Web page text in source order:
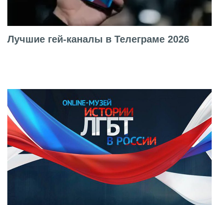
Лучшие гей-каналы в Телеграме 2026